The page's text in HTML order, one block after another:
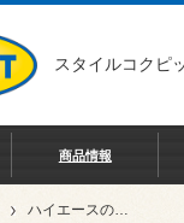
スタイルコクピ
商品情報
ハイエースのボディーを鍛える !! CUSCO（クスコ）パワーブレース リヤサイド & リヤリヤ の取付作業♪